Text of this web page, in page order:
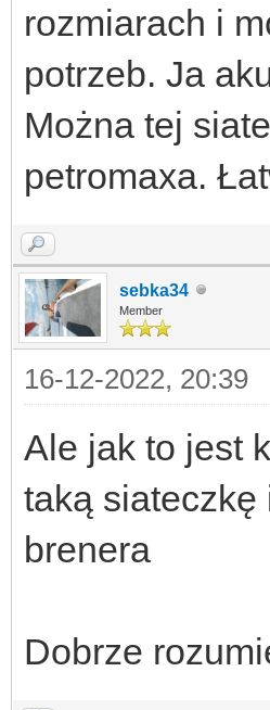
rozmiarach i
potrzeb. Ja
Można tej
petromaxa.
sebka34
Member
16-12-2022, 20:39
Ale jak to jest
taką siateczkę
brenera
Dobrze